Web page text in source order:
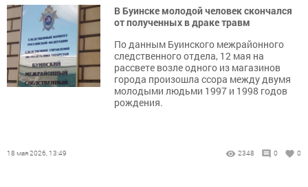
В Буинске молодой человек скончался
от полученных в драке травм
По данным Буинского межрайонного
следственного отдела, 12 мая на
рассвете возле одного из магазинов
города произошла ссора между двумя
молодыми людьми 1997 и 1998 годов
рождения.
18 мая 2026, 13:49 2348 0 0